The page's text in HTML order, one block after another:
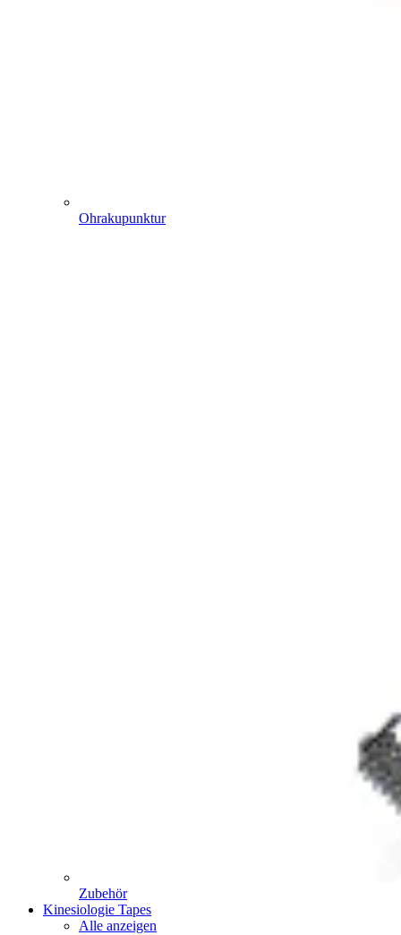
Ohrakupunktur
Zubehör
Kinesiologie Tapes
Alle anzeigen